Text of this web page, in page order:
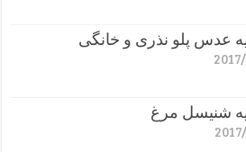
عدس پلو نذری و خانگی
شنیسل مرغ